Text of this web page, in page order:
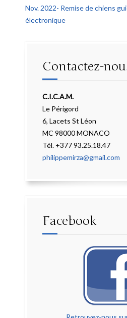
Nov. 2022- Remise de chiens
électronique
Contactez-
C.I.C.A.M.
Le Périgord
6, Lacets St Léon
MC 98000 MONACO
Tél. +377 93.25.18.47
philippemirza@gmail.com
Facebook